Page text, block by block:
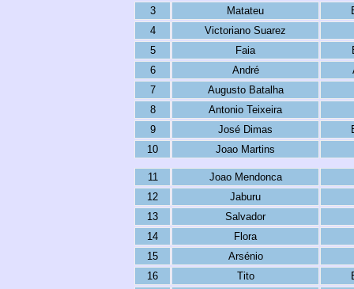
3
Matateu
4
Victoriano Suarez
5
Faia
6
André
7
Augusto Batalha
8
Antonio Teixeira
9
José Dimas
10
Joao Martins
11
Joao Mendonca
12
Jaburu
13
Salvador
14
Flora
15
Arsénio
16
Tito